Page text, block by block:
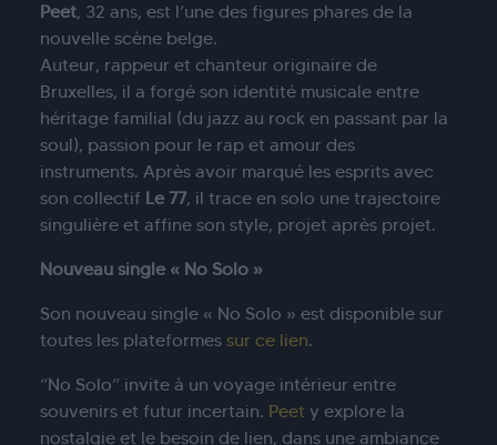
Peet, 32 ans, est l’une des figures phares de la
nouvelle scène belge.
Auteur, rappeur et chanteur originaire de
Bruxelles, il a forgé son identité musicale entre
héritage familial (du jazz au rock en passant par la
soul), passion pour le rap et amour des
instruments. Après avoir marqué les esprits avec
son collectif Le 77, il trace en solo une trajectoire
singulière et affine son style, projet après projet.
Nouveau single « No Solo »
Son nouveau single « No Solo » est disponible sur
toutes les plateformes sur ce lien.
“No Solo” invite à un voyage intérieur entre
souvenirs et futur incertain. Peet y explore la
nostalgie et le besoin de lien, dans une ambiance